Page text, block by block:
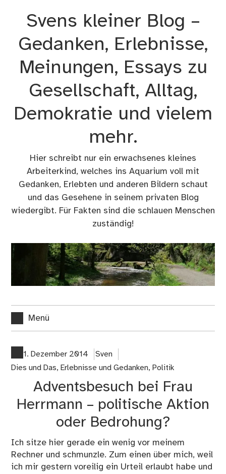
Svens kleiner Blog –
Gedanken, Erlebnisse,
Meinungen, Essays zu
Gesellschaft, Alltag,
Demokratie und vielem
mehr.
Hier schreibt nur ein erwachsenes kleines
Arbeiterkind, welches ins Aquarium voll mit
Gedanken, Erlebten und anderen Bildern schaut
und das Gesehene in seinem privaten Blog
wiedergibt. Für Fakten sind die schlauen Menschen
zuständig!
Menü
1. Dezember 2014
Sven
Dies und Das, Erlebnisse und Gedanken, Politik
Adventsbesuch bei Frau
Herrmann – politische Aktion
oder Bedrohung?
Ich sitze hier gerade ein wenig vor meinem
Rechner und schmunzle. Zum einen über mich, weil
ich mir gestern voreilig ein Urteil erlaubt habe und